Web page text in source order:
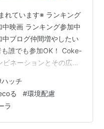
れています※ ランキング
映画 ランキング参加中
ブログ仲間増やしたい
誰でも参加OK！ Coke-
ネーションとその広告
で、コカ・コーラ社の
じになっている。そん
リーズを立ち上げるこ
位さが立っているが、
ハッチ
る #環境配慮
ラ